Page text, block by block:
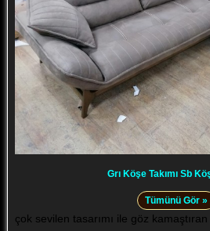
Grı Köşe Takımı Sb
Tümünü Gör »
çok sevilen tasarımı ile göz kamaştıran